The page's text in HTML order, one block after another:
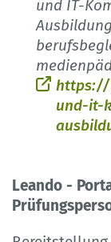
und IT-
https://
und-it-
Leando -